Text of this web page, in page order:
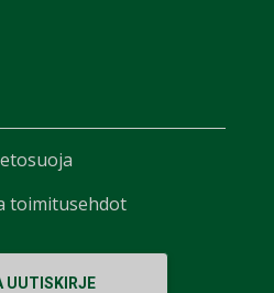
UUTISKIRJE
toimitusehdot